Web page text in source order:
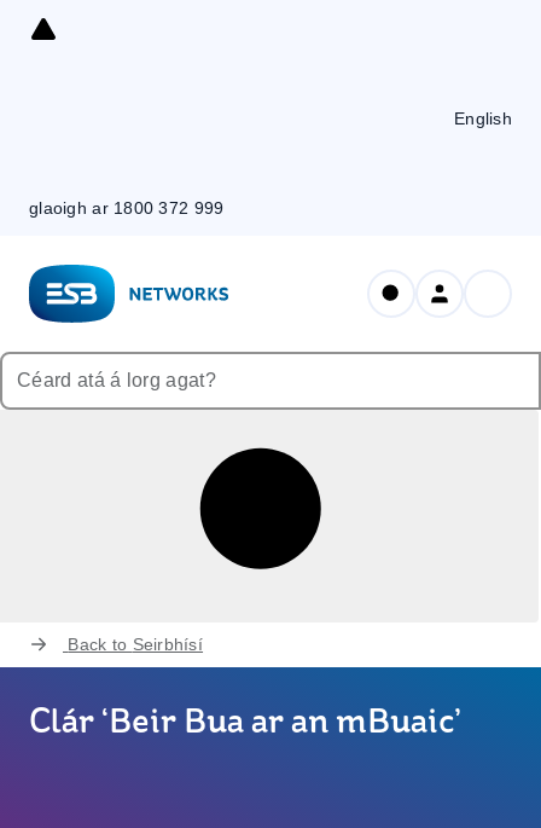
Skip
glaoigh ar 1800 372 999
English
Back to Seirbhísí
Clár ‘Beir Bua ar an mBuaic’